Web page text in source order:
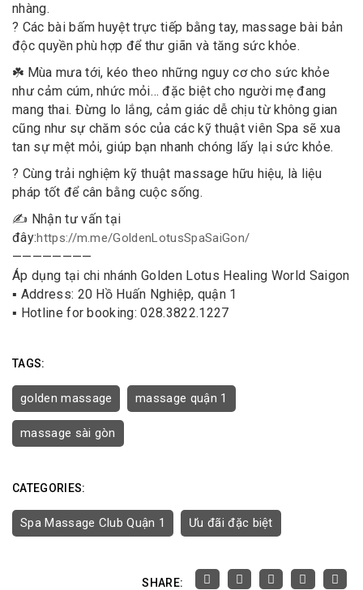
nhàng.
? Các bài bấm huyệt trực tiếp bằng tay, massage bài bản
độc quyền phù hợp để thư giãn và tăng sức khỏe.
☘️ Mùa mưa tới, kéo theo những nguy cơ cho sức khỏe
như cảm cúm, nhức mỏi… đặc biệt cho người mẹ đang
mang thai. Đừng lo lắng, cảm giác dễ chịu từ không gian
cũng như sự chăm sóc của các kỹ thuật viên Spa sẽ xua
tan sự mệt mỏi, giúp bạn nhanh chóng lấy lại sức khỏe.
? Cùng trải nghiệm kỹ thuật massage hữu hiệu, là liệu
pháp tốt để cân bằng cuộc sống.
✍️ Nhận tư vấn tại
đây:https://m.me/GoldenLotusSpaSaiGon/
————————
Áp dụng tại chi nhánh Golden Lotus Healing World Saigon
▪️ Address: 20 Hồ Huấn Nghiệp, quận 1
▪️ Hotline for booking: 028.3822.1227
TAGS:
golden massage massage quận 1
massage sài gòn
CATEGORIES:
Spa Massage Club Quận 1 Ưu đãi đặc biệt
SHARE: